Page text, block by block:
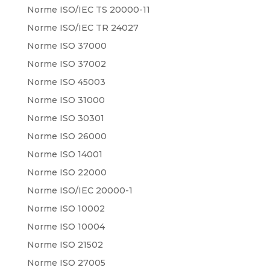
Norme ISO/IEC TS 20000-11
Norme ISO/IEC TR 24027
Norme ISO 37000
Norme ISO 37002
Norme ISO 45003
Norme ISO 31000
Norme ISO 30301
Norme ISO 26000
Norme ISO 14001
Norme ISO 22000
Norme ISO/IEC 20000-1
Norme ISO 10002
Norme ISO 10004
Norme ISO 21502
Norme ISO 27005